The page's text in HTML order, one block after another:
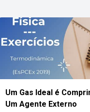
Um Gas Ideal é
Um Agente Externo